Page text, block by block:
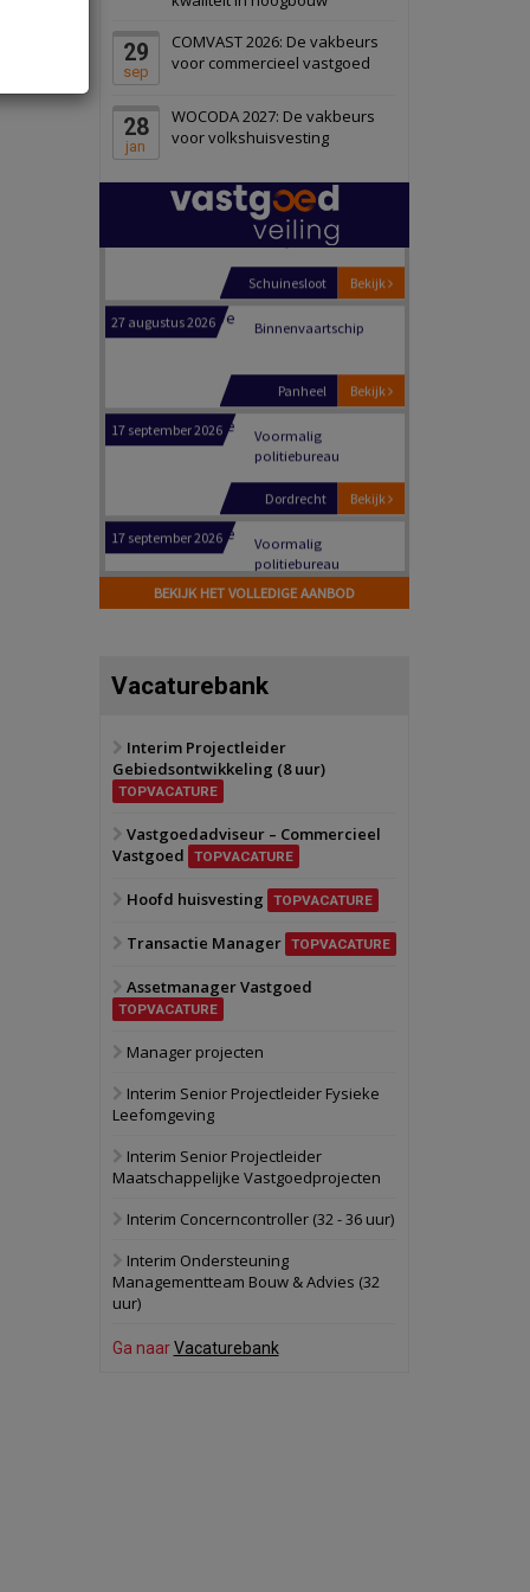
29
sep
COMVAST 2026: De vakbeurs
voor commercieel vastgoed
28
jan
WOCODA 2027: De vakbeurs
voor volkshuisvesting
Schiedam
22 september 2026 Attractiepark
Bekijk
Oranje
28 september 2026
bedrijventerrein
Schuinesloot
Binnenvaartschip
Bekijk
Panheel
Voormalig
politiebureau
Dordrecht
Voormalig
politiebureau
Hilversum
17 september 2026
Voormalig
Zwanenburg
6 oktober 2026
Oranje
28 september 2026
bedrijventerrein
Bekijk
Schuinesloot
politiebureau
17 september 2026
Voormalig
BEKIJK HET VOLLEDIGE AANBOD
Vacaturebank
Interim Projectleider
Gebiedsontwikkeling (8 uur)
TOPVACATURE
Vastgoedadviseur – Commercieel
Vastgoed
TOPVACATURE
Hoofd huisvesting TOPVACATURE
Transactie Manager TOPVACATURE
Assetmanager Vastgoed
TOPVACATURE
Manager projecten
Interim Senior Projectleider Fysieke
Leefomgeving
Interim Senior Projectleider
Maatschappelijke Vastgoedprojecten
Interim Concerncontroller (32 - 36 uur)
Interim Ondersteuning
Managementteam Bouw & Advies (32
uur)
Ga naarVacaturebank